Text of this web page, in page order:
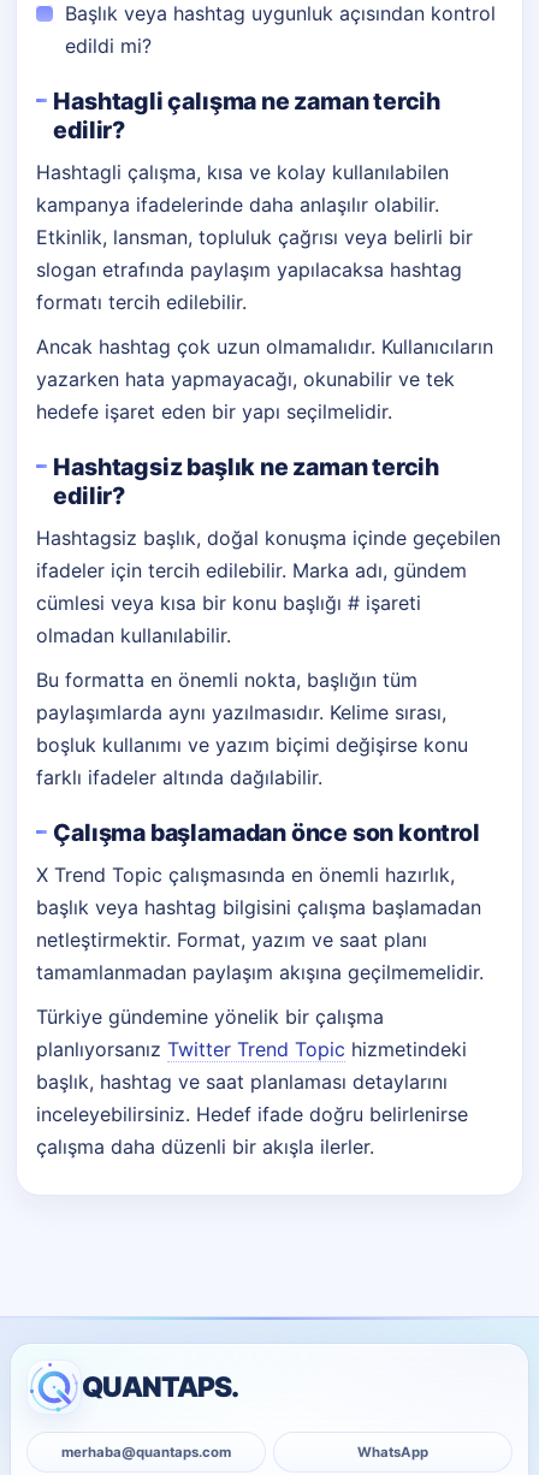
Başlık veya hashtag uygunluk açısından kontrol
edildi mi?
Hashtagli çalışma ne zaman tercih
edilir?
Hashtagli çalışma, kısa ve kolay kullanılabilen
kampanya ifadelerinde daha anlaşılır olabilir.
Etkinlik, lansman, topluluk çağrısı veya belirli bir
slogan etrafında paylaşım yapılacaksa hashtag
formatı tercih edilebilir.
Ancak hashtag çok uzun olmamalıdır. Kullanıcıların
yazarken hata yapmayacağı, okunabilir ve tek
hedefe işaret eden bir yapı seçilmelidir.
Hashtagsiz başlık ne zaman tercih
edilir?
Hashtagsiz başlık, doğal konuşma içinde geçebilen
ifadeler için tercih edilebilir. Marka adı, gündem
cümlesi veya kısa bir konu başlığı # işareti
olmadan kullanılabilir.
Bu formatta en önemli nokta, başlığın tüm
paylaşımlarda aynı yazılmasıdır. Kelime sırası,
boşluk kullanımı ve yazım biçimi değişirse konu
farklı ifadeler altında dağılabilir.
Çalışma başlamadan önce son kontrol
X Trend Topic çalışmasında en önemli hazırlık,
başlık veya hashtag bilgisini çalışma başlamadan
netleştirmektir. Format, yazım ve saat planı
tamamlanmadan paylaşım akışına geçilmemelidir.
Türkiye gündemine yönelik bir çalışma
planlıyorsanızTwitter Trend Topic hizmetindeki
başlık, hashtag ve saat planlaması detaylarını
inceleyebilirsiniz. Hedef ifade doğru belirlenirse
çalışma daha düzenli bir akışla ilerler.
QUANTAPS.
merhaba@quantaps.com WhatsApp